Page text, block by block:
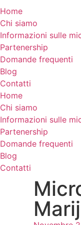
Home
Chi siamo
Informazioni sulle
Partenership
Domande frequenti
Blog
Contatti
Home
Chi siamo
Informazioni sulle
Partenership
Domande frequenti
Blog
Contatti